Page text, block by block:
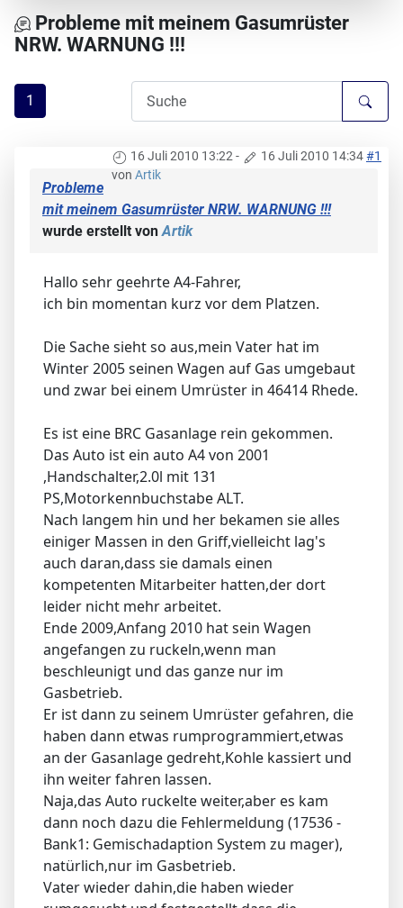
Probleme mit meinem Gasumrüster
NRW. WARNUNG !!!
1
16 Juli 2010 13:22- 16 Juli 2010 14:34#1
von Artik
Probleme
mit meinem Gasumrüster NRW. WARNUNG !!!
wurde erstellt vonArtik
Hallo sehr geehrte A4-Fahrer,
ich bin momentan kurz vor dem Platzen.
Die Sache sieht so aus,mein Vater hat im
Winter 2005 seinen Wagen auf Gas umgebaut
und zwar bei einem Umrüster in 46414 Rhede.
Es ist eine BRC Gasanlage rein gekommen.
Das Auto ist ein auto A4 von 2001
,Handschalter,2.0l mit 131
PS,Motorkennbuchstabe ALT.
Nach langem hin und her bekamen sie alles
einiger Massen in den Griff,vielleicht lag's
auch daran,dass sie damals einen
kompetenten Mitarbeiter hatten,der dort
leider nicht mehr arbeitet.
Ende 2009,Anfang 2010 hat sein Wagen
angefangen zu ruckeln,wenn man
beschleunigt und das ganze nur im
Gasbetrieb.
Er ist dann zu seinem Umrüster gefahren, die
haben dann etwas rumprogrammiert,etwas
an der Gasanlage gedreht,Kohle kassiert und
ihn weiter fahren lassen.
Naja,das Auto ruckelte weiter,aber es kam
dann noch dazu die Fehlermeldung (17536 -
Bank1: Gemischadaption System zu mager),
natürlich,nur im Gasbetrieb.
Vater wieder dahin,die haben wieder